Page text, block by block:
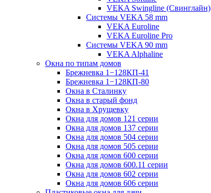
VEKA Swingline (Свинглайн)
Системы VEKA 58 mm
VEKA Euroline
VEKA Euroline Pro
Системы VEKA 90 mm
VEKA Alphaline
Окна по типам домов
Брежневка 1−128КП-41
Брежневка 1−128КП-80
Окна в Сталинку
Окна в старый фонд
Окна в Хрущевку
Окна для домов 121 серии
Окна для домов 137 серии
Окна для домов 504 серии
Окна для домов 505 серии
Окна для домов 600 серии
Окна для домов 600.11 серии
Окна для домов 602 серии
Окна для домов 606 серии